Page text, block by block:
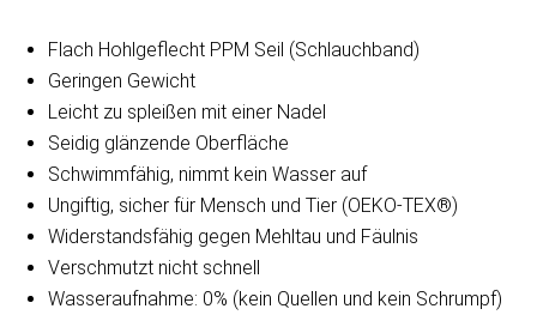
Flach Hohlgeflecht PPM Seil (Schlauchband)
Geringen Gewicht
Leicht zu spleißen mit einer Nadel
Seidig glänzende Oberfläche
Schwimmfähig, nimmt kein Wasser auf
Ungiftig, sicher für Mensch und Tier (OEKO-TEX®)
Widerstandsfähig gegen Mehltau und Fäulnis
Verschmutzt nicht schnell
Wasseraufnahme: 0% (kein Quellen und kein Schrumpf)